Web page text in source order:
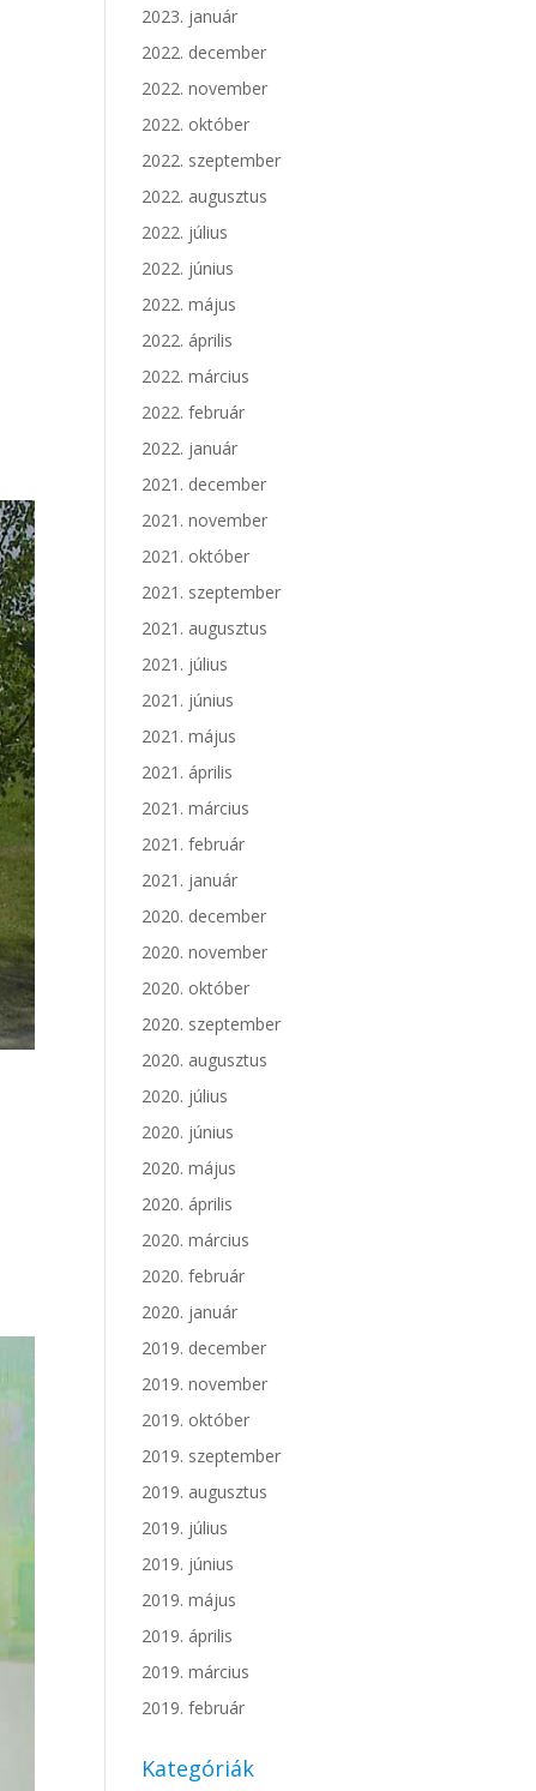
2023. január
2022. december
2022. november
2022. október
2022. szeptember
2022. augusztus
2022. július
2022. június
2022. május
2022. április
2022. március
2022. február
2022. január
2021. december
2021. november
2021. október
2021. szeptember
2021. augusztus
2021. július
2021. június
2021. május
2021. április
2021. március
2021. február
2021. január
2020. december
2020. november
2020. október
2020. szeptember
2020. augusztus
2020. július
2020. június
2020. május
2020. április
2020. március
2020. február
2020. január
2019. december
2019. november
2019. október
2019. szeptember
2019. augusztus
2019. július
2019. június
2019. május
2019. április
2019. március
2019. február
Kategóriák